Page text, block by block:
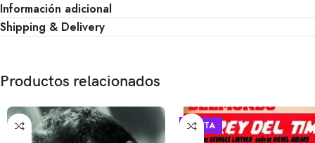
Información adicional
Shipping & Delivery
Productos relacionados
VENTA